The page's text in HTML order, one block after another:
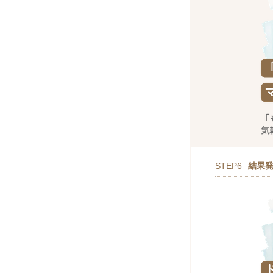
STEP6 結果